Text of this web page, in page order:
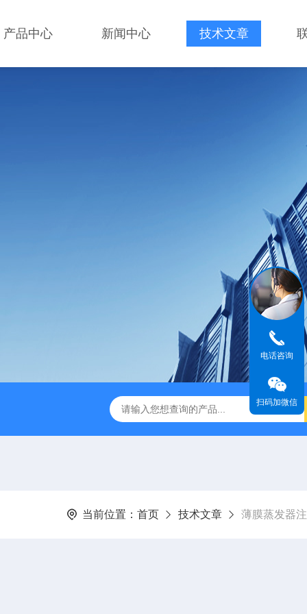
产品中心 新闻中心 技术文章
缩赶酸仪ZDGS-8 厌氧手套箱YQX-I半自动厌氧培养箱
当前位置： 首页 技术文章 薄膜蒸发器
电话咨询
扫码加微信